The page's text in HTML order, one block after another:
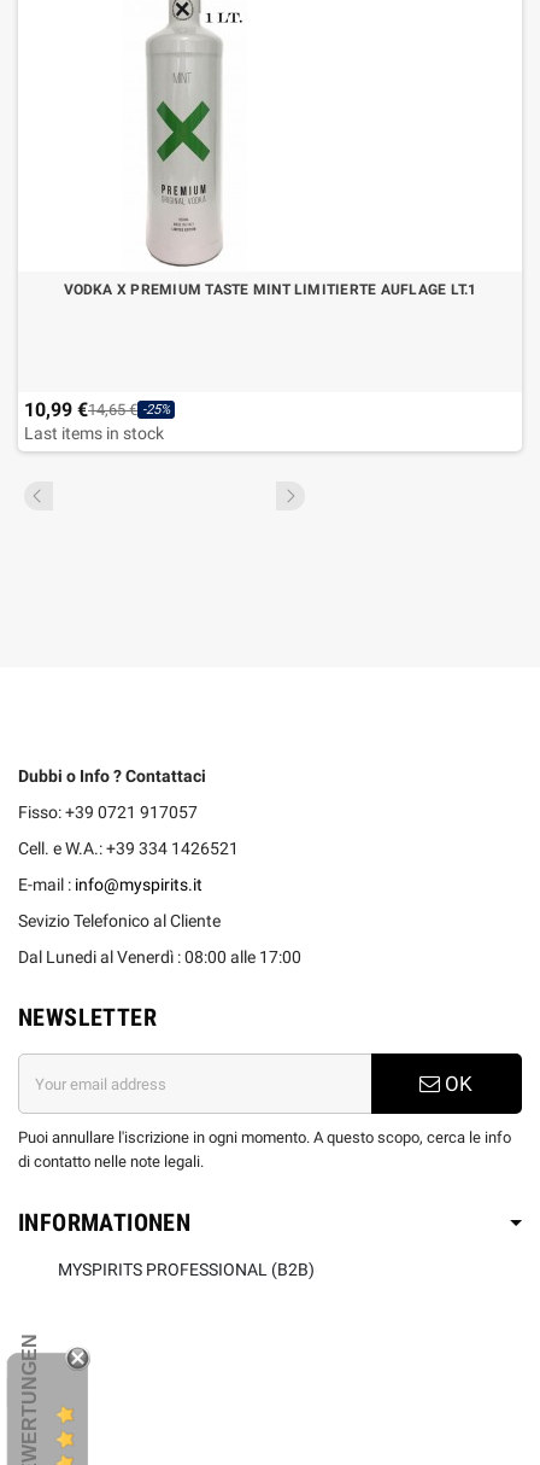
VODKA X PREMIUM TASTE MINT LIMITIERTE AUFLAGE LT.1
10,99 €14,65 € -25%
Last items in stock
Dubbi o Info ? Contattaci
Fisso: +39 0721 917057
Cell. e W.A.: +39 334 1426521
E-mail : info@myspirits.it
Sevizio Telefonico al Cliente
Dal Lunedi al Venerdì : 08:00 alle 17:00
NEWSLETTER
OK
Puoi annullare l'iscrizione in ogni momento. A questo scopo, cerca le info
di contatto nelle note legali.
INFORMATIONEN
MYSPIRITS PROFESSIONAL (B2B)